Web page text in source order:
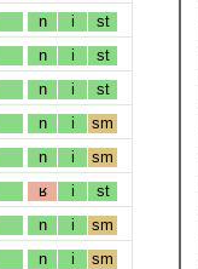
n i st
n i st
n i st
n i sm
n i sm
ʁ i st
n i sm
n i sm